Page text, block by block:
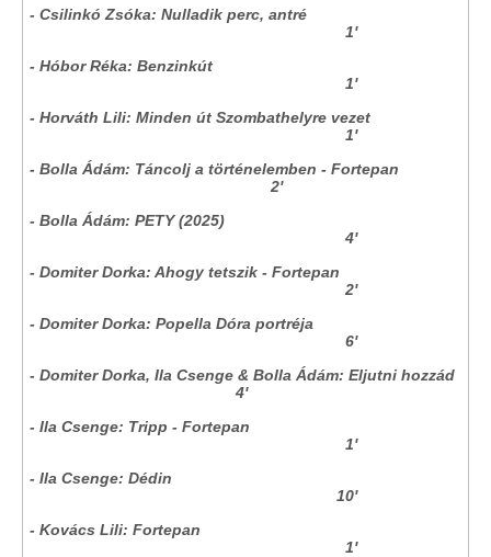
- Csilinkó Zsóka: Nulladik perc, antré
1'
- Hóbor Réka: Benzinkút
1'
- Horváth Lili: Minden út Szombathelyre vezet
1'
- Bolla Ádám: Táncolj a történelemben - Fortepan
2'
- Bolla Ádám: PETY (2025)
4'
- Domiter Dorka: Ahogy tetszik - Fortepan
2'
- Domiter Dorka: Popella Dóra portréja
6'
- Domiter Dorka, Ila Csenge & Bolla Ádám: Eljutni hozzád
4'
- Ila Csenge: Tripp - Fortepan
1'
- Ila Csenge: Dédin
10'
- Kovács Lili: Fortepan
1'